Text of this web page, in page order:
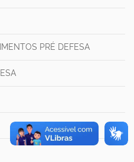
PRÉ DEFESA